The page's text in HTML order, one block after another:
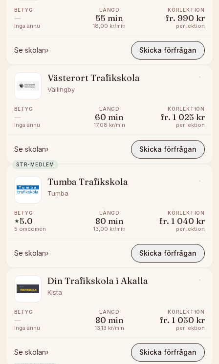
BETYG
—
Inga ännu
LÄNGD
55 min
18,00 kr/min
KÖRLEKTION
fr. 990 kr
per lektion
Se skolan› Skicka förfrågan
Västerort Trafikskola
Vällingby
BETYG
—
Inga ännu
LÄNGD
60 min
17,08 kr/min
KÖRLEKTION
fr. 1 025 kr
per lektion
Se skolan› Skicka förfrågan
STR-MEDLEM
Tumba Trafikskola
Tumba
BETYG
★5.0
5 omdömen
LÄNGD
80 min
13,00 kr/min
KÖRLEKTION
fr. 1 040 kr
per lektion
Se skolan› Skicka förfrågan
Din Trafikskola i Akalla
Kista
BETYG
—
Inga ännu
LÄNGD
80 min
13,13 kr/min
KÖRLEKTION
fr. 1 050 kr
per lektion
Se skolan› Skicka förfrågan